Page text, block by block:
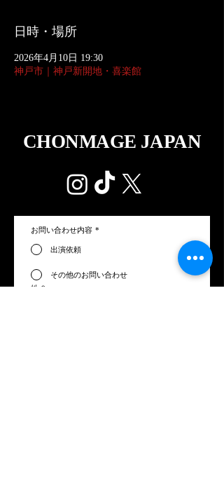
日時・場所
2026年4月10日 19:30
神戸市｜神戸新開地・喜楽館
CHONMAGE JAPAN
お問い合わせ内容 *
出演依頼
その他のお問い合わせ
姓 *